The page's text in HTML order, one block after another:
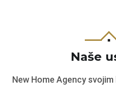
Naše
New Home Agency